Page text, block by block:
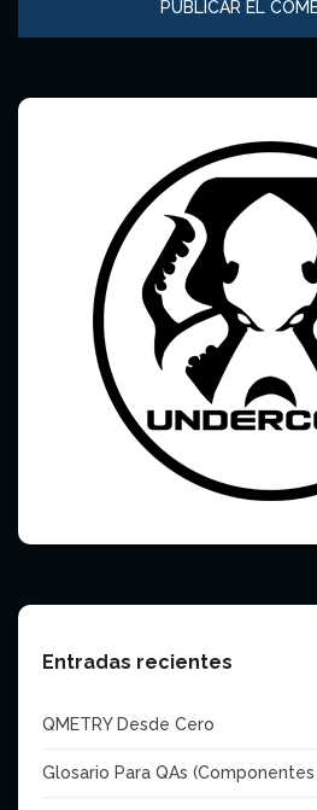
Entradas recientes
QMETRY Desde Cero
Glosario Para QAs